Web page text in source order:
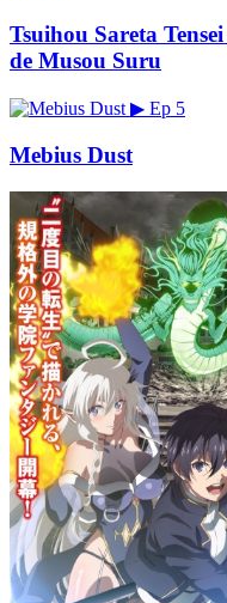
Tsuihou Sareta
de Musou Suru
▶ Ep 5
Mebius Dust